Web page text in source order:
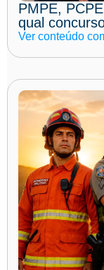
PMPE,
qual
Ver conteúdo